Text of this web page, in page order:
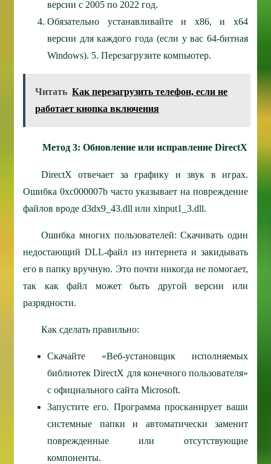
версии с 2005 по 2022 год.
Обязательно устанавливайте и x86, и x64
версии для каждого года (если у вас 64-битная
Windows). 5. Перезагрузите компьютер.
Читать Как перезагрузить телефон, если не
работает кнопка включения
Метод 3: Обновление или исправление DirectX
DirectX отвечает за графику и звук в играх.
Ошибка 0xc000007b часто указывает на повреждение
файлов вроде d3dx9_43.dll или xinput1_3.dll.
Ошибка многих пользователей: Скачивать один
недостающий DLL-файл из интернета и закидывать
его в папку вручную. Это почти никогда не помогает,
так как файл может быть другой версии или
разрядности.
Как сделать правильно:
Скачайте «Веб-установщик исполняемых
библиотек DirectX для конечного пользователя»
с официального сайта Microsoft.
Запустите его. Программа просканирует ваши
системные папки и автоматически заменит
поврежденные или отсутствующие
компоненты.